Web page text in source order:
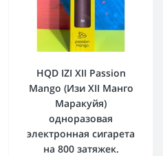
HQD IZI XII Passion
Mango (Изи XII Манго
Маракуйя)
одноразовая
электронная сигарета
на 800 затяжек.